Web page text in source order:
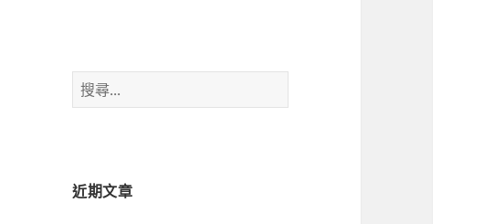
搜
尋
近期文章